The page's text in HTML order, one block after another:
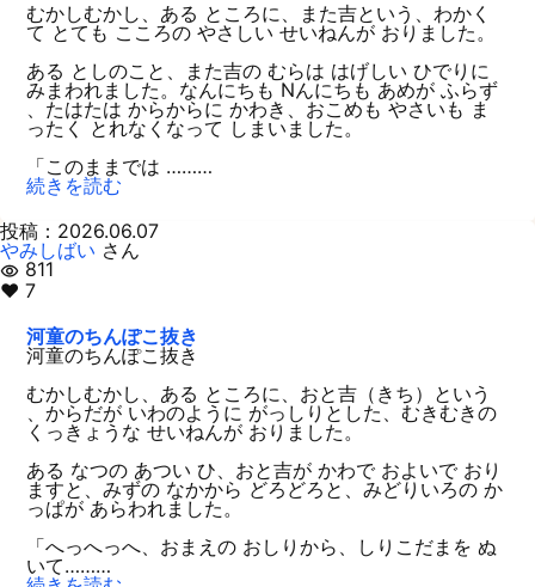
むかしむかし、ある ところに、また吉という、わかく
て とても こころの やさしい せいねんが おりました。
ある としのこと、また吉の むらは はげしい ひでりに
みまわれました。なんにちも Nんにちも あめが ふらず
、たはたは からからに かわき、おこめも やさいも ま
ったく とれなくなって しまいました。
「このままでは ………
続きを読む
投稿：2026.06.07
やみしばい さん
visibility 811
♥ 7
河童のちんぽこ抜き
河童のちんぽこ抜き
むかしむかし、ある ところに、おと吉（きち）という
、からだが いわのように がっしりとした、むきむきの
くっきょうな せいねんが おりました。
ある なつの あつい ひ、おと吉が かわで およいで おり
ますと、みずの なかから どろどろと、みどりいろの か
っぱが あらわれました。
「へっへっへ、おまえの おしりから、しりこだまを ぬ
いて………